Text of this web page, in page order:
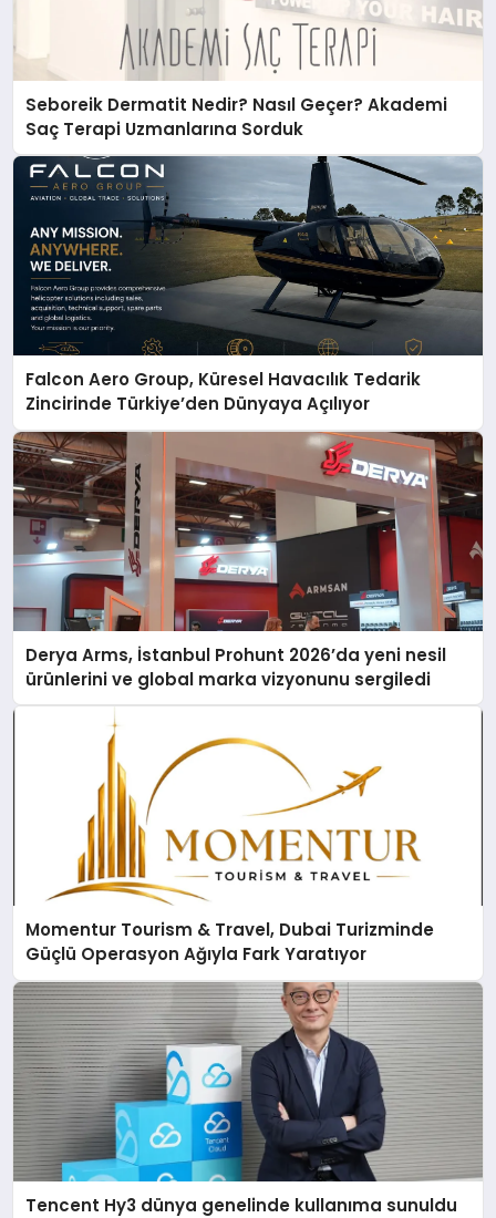
Seboreik Dermatit Nedir? Nasıl Geçer? Akademi
Saç Terapi Uzmanlarına Sorduk
Falcon Aero Group, Küresel Havacılık Tedarik
Zincirinde Türkiye’den Dünyaya Açılıyor
Derya Arms, İstanbul Prohunt 2026’da yeni nesil
ürünlerini ve global marka vizyonunu sergiledi
Momentur Tourism & Travel, Dubai Turizminde
Güçlü Operasyon Ağıyla Fark Yaratıyor
Tencent Hy3 dünya genelinde kullanıma sunuldu